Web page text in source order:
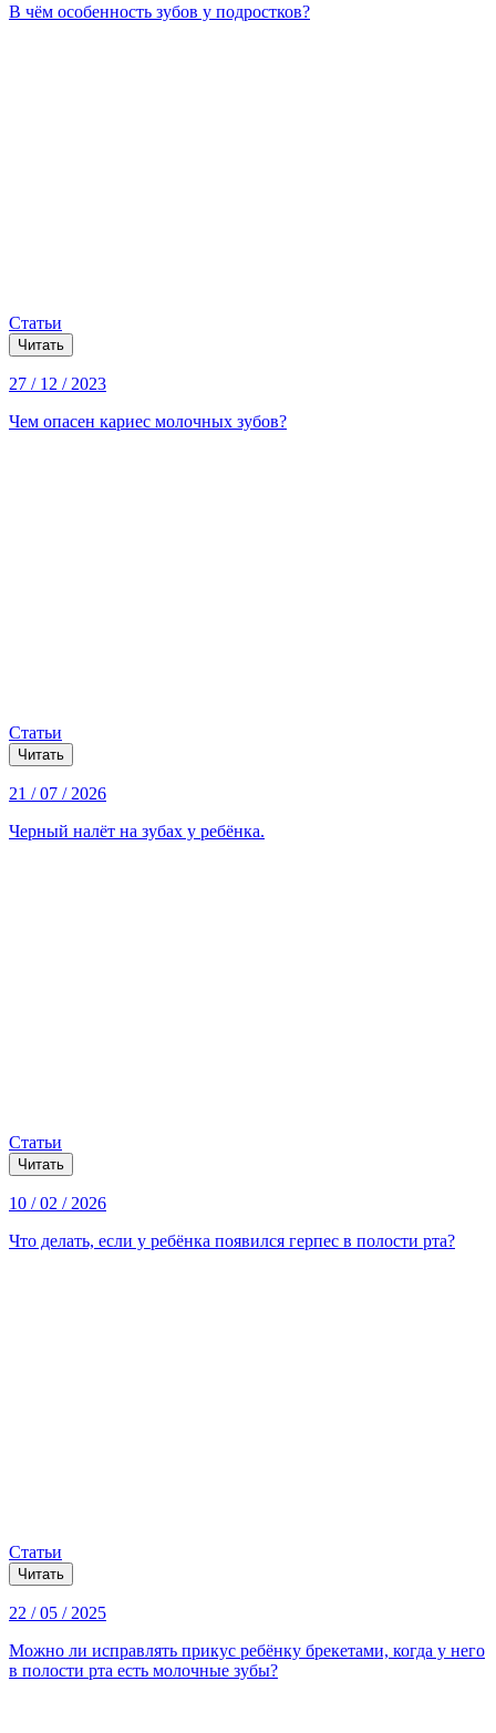
В чём особенность зубов у подростков?
Статьи
Читать
27 / 12 / 2023
Чем опасен кариес молочных зубов?
Статьи
Читать
21 / 07 / 2026
Черный налёт на зубах у ребёнка.
Статьи
Читать
10 / 02 / 2026
Что делать, если у ребёнка появился герпес в полости рта?
Статьи
Читать
22 / 05 / 2025
Можно ли исправлять прикус ребёнку брекетами, когда у него
в полости рта есть молочные зубы?